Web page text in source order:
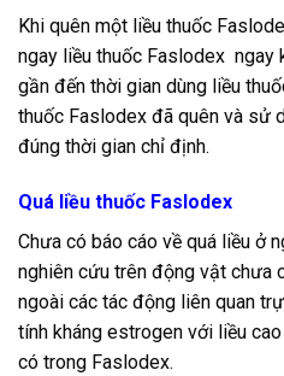
Khi quên một liều thuốc
ngay liều thuốc Faslodex ngay
gần đến thời gian dùng liều
thuốc Faslodex đã quên và sử
đúng thời gian chỉ định.
Quá liều thuốc Faslodex
Chưa có báo cáo về quá liều ở
nghiên cứu trên động vật chưa
ngoài các tác động liên quan
tính kháng estrogen với liều
có trong Faslodex.